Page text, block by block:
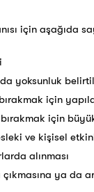
için
yoksunluk
için
için
ve kişisel
alınması
ya da